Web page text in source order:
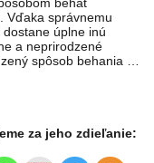
Vďaka správnemu
úplne inú
a neprirodzené
spôsob behania …
za jeho zdieľanie: